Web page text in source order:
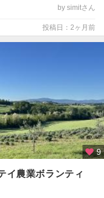
by simitさん
投稿日：2ヶ月前
9
イ農業ボランティ